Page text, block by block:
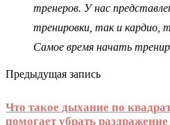
тренеров. У нас
тренировки, так и кардио,
Самое время начать
Предыдущая запись
Что такое дыхание по
помогает убрать раздражение